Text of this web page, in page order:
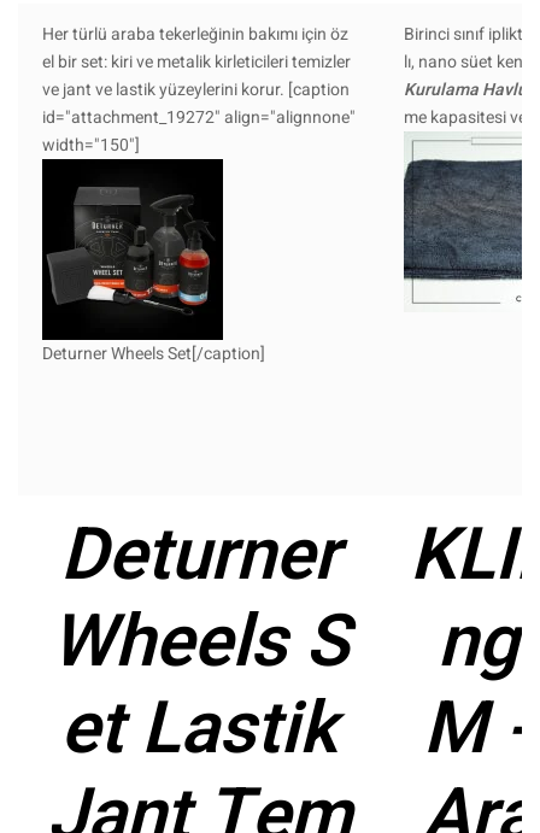
Her türlü araba tekerleğinin bakımı için öz
el bir set: kiri ve metalik kirleticileri temizler
ve jant ve lastik yüzeylerini korur. [caption
id="attachment_19272" align="alignnone"
width="150"]
Deturner Wheels Set[/caption]
Birinci sınıf
lı, nano süet
Kurulama
me kapasitesi ve
Deturner
Wheels S
et Lastik
M